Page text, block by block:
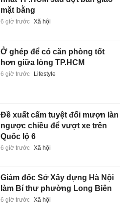
mặt bằng
6 giờ trước Xã hội
Ở ghép để có căn phòng tốt
hơn giữa lòng TP.HCM
6 giờ trước Lifestyle
Đề xuất cấm tuyệt đối mượn làn
ngược chiều để vượt xe trên
Quốc lộ 6
6 giờ trước Xã hội
Giám đốc Sở Xây dựng Hà Nội
làm Bí thư phường Long Biên
6 giờ trước Xã hội